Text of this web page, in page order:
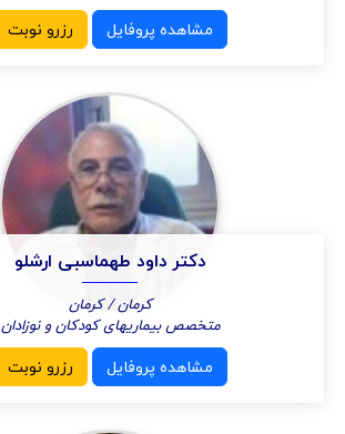
مشاهده پروفایل رزرو نوبت
دکتر داود طهماسبی ارشلو
کرمان / کرمان
متخصص بیماریهای کودکان و نوزادان
مشاهده پروفایل رزرو نوبت